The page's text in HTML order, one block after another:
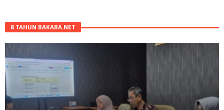
8 TAHUN BAKABA.NET